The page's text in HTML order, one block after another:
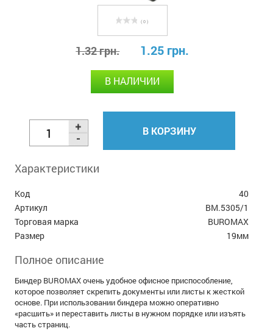
( 0 )
1.32 грн. 1.25 грн.
В НАЛИЧИИ
В КОРЗИНУ
Характеристики
Код
40
Артикул
BM.5305/1
Торговая марка
BUROMAX
Размер
19мм
Полное описание
Биндер BUROMAX очень удобное офисное приспособление,
которое позволяет скрепить документы или листы к жесткой
основе. При использовании биндера можно оперативно
«расшить» и переставить листы в нужном порядке или изъять
часть страниц.